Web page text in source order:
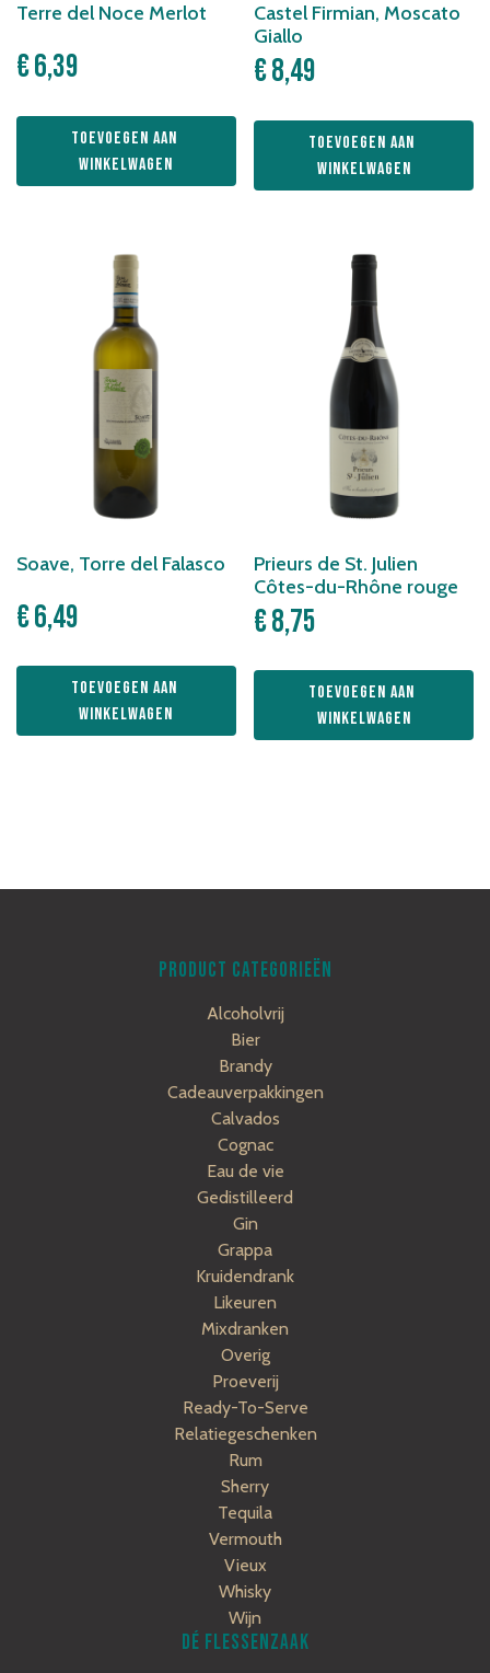
Terre del Noce Merlot
€6,39
Toevoegen aan
winkelwagen
Castel Firmian, Moscato
Giallo
€8,49
Toevoegen aan
winkelwagen
Soave, Torre del Falasco
€6,49
Toevoegen aan
winkelwagen
Prieurs de St. Julien
Côtes-du-Rhône rouge
€8,75
Toevoegen aan
winkelwagen
PRODUCT CATEGORIEËN
Alcoholvrij
Bier
Brandy
Cadeauverpakkingen
Calvados
Cognac
Eau de vie
Gedistilleerd
Gin
Grappa
Kruidendrank
Likeuren
Mixdranken
Overig
Proeverij
Ready-To-Serve
Relatiegeschenken
Rum
Sherry
Tequila
Vermouth
Vieux
Whisky
Wijn
DÉ FLESSENZAAK